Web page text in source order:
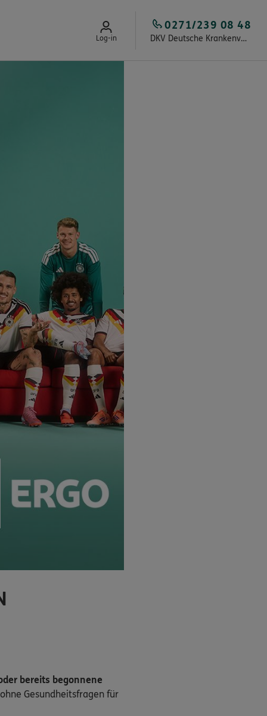
Log-in DKV Deutsche Krankenversicherung Bodo Kopka
0271/239 08 48
bereits begonnene
Gesundheitsfragen für